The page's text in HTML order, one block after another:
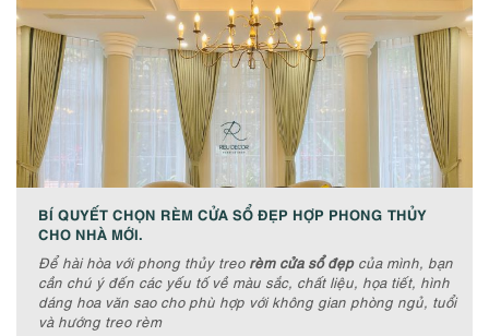
BÍ QUYẾT CHỌN RÈM CỬA SỔ ĐẸP HỢP PHONG THỦY
CHO NHÀ MỚI.
Để hài hòa với phong thủy treo rèm cửa sổ đẹpcủa mình, bạn
cần chú ý đến các yếu tố về màu sắc, chất liệu, họa tiết, hình
dáng hoa văn sao cho phù hợp với không gian phòng ngủ, tuổi
và hướng treo rèm